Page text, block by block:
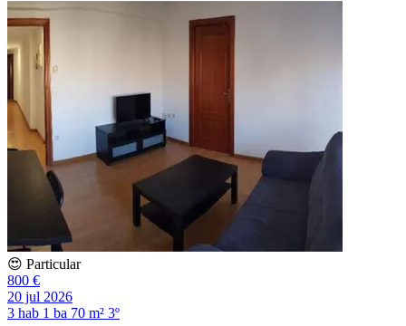
😍 Particular
800 €
20 jul 2026
3 hab 1 ba 70 m² 3º